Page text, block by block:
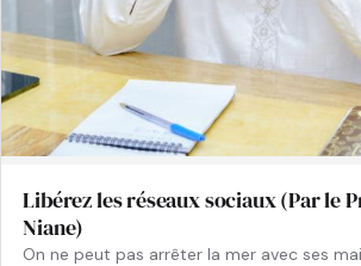
Libérez les réseaux sociaux (Par le
Niane)
On ne peut pas arrêter la mer avec ses